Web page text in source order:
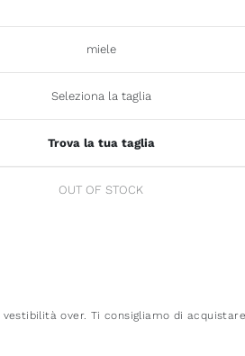
miele
Seleziona la taglia
Trova la tua taglia
OUT OF STOCK
vestibilità over. Ti consigliamo di